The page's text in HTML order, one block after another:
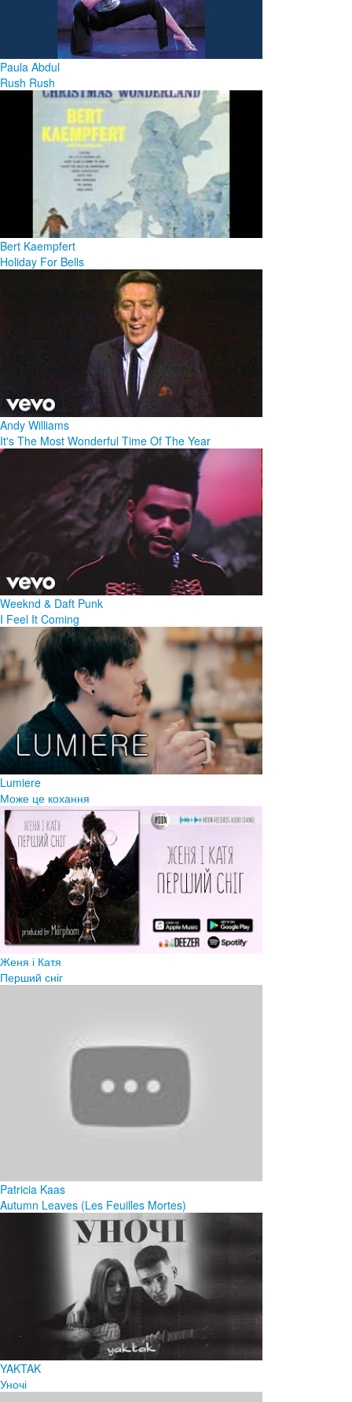
Paula Abdul
Rush Rush
Bert Kaempfert
Holiday For Bells
Andy Williams
It's The Most Wonderful Time Of The Year
Weeknd & Daft Punk
I Feel It Coming
Lumiere
Може це кохання
Женя і Катя
Перший сніг
Patricia Kaas
Autumn Leaves (Les Feuilles Mortes)
YAKTAK
Уночі